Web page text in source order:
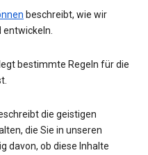
beschreibt, wie wir
legt bestimmte Regeln für die
die geistigen
die Sie in unseren
davon, ob diese Inhalte